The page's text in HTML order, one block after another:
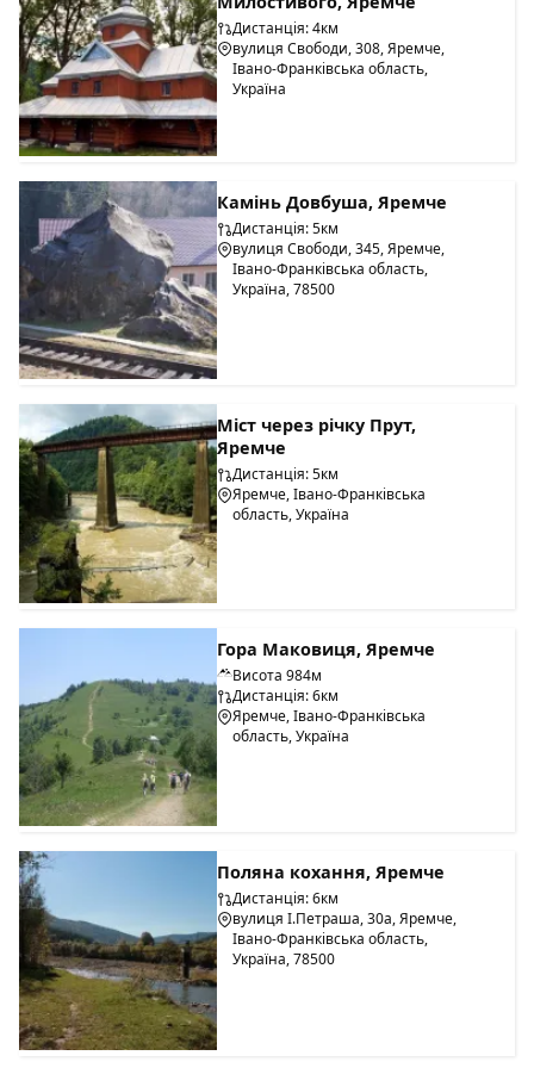
Дистанція: 4км
вулиця Свободи, 308, Яремче,
Івано-Франківська область,
Україна
Камінь Довбуша, Яремче
Дистанція: 5км
вулиця Свободи, 345, Яремче,
Івано-Франківська область,
Україна, 78500
Міст через річку Прут,
Яремче
Дистанція: 5км
Яремче, Івано-Франківська
область, Україна
Гора Маковиця, Яремче
Висота 984м
Дистанція: 6км
Яремче, Івано-Франківська
область, Україна
Поляна кохання, Яремче
Дистанція: 6км
вулиця І.Петраша, 30а, Яремче,
Івано-Франківська область,
Україна, 78500